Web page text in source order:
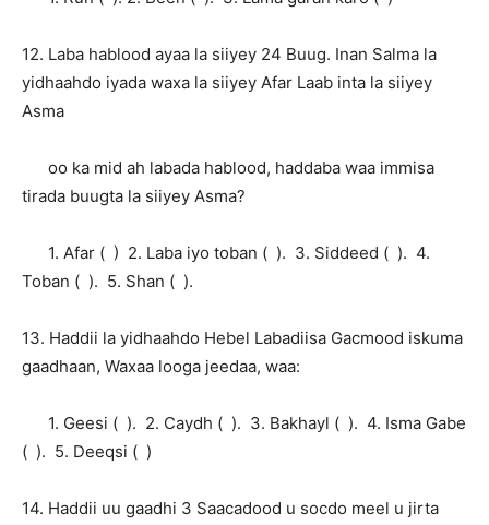
12. Laba hablood ayaa la siiyey 24 Buug. Inan Salma la
yidhaahdo iyada waxa la siiyey Afar Laab inta la siiyey
Asma
oo ka mid ah labada hablood, haddaba waa immisa
tirada buugta la siiyey Asma?
1. Afar ( ) 2. Laba iyo toban ( ). 3. Siddeed ( ). 4.
Toban ( ). 5. Shan ( ).
13. Haddii la yidhaahdo Hebel Labadiisa Gacmood iskuma
gaadhaan, Waxaa looga jeedaa, waa:
1. Geesi ( ). 2. Caydh ( ). 3. Bakhayl ( ). 4. Isma Gabe
( ). 5. Deeqsi ( )
14. Haddii uu gaadhi 3 Saacadood u socdo meel u jirta